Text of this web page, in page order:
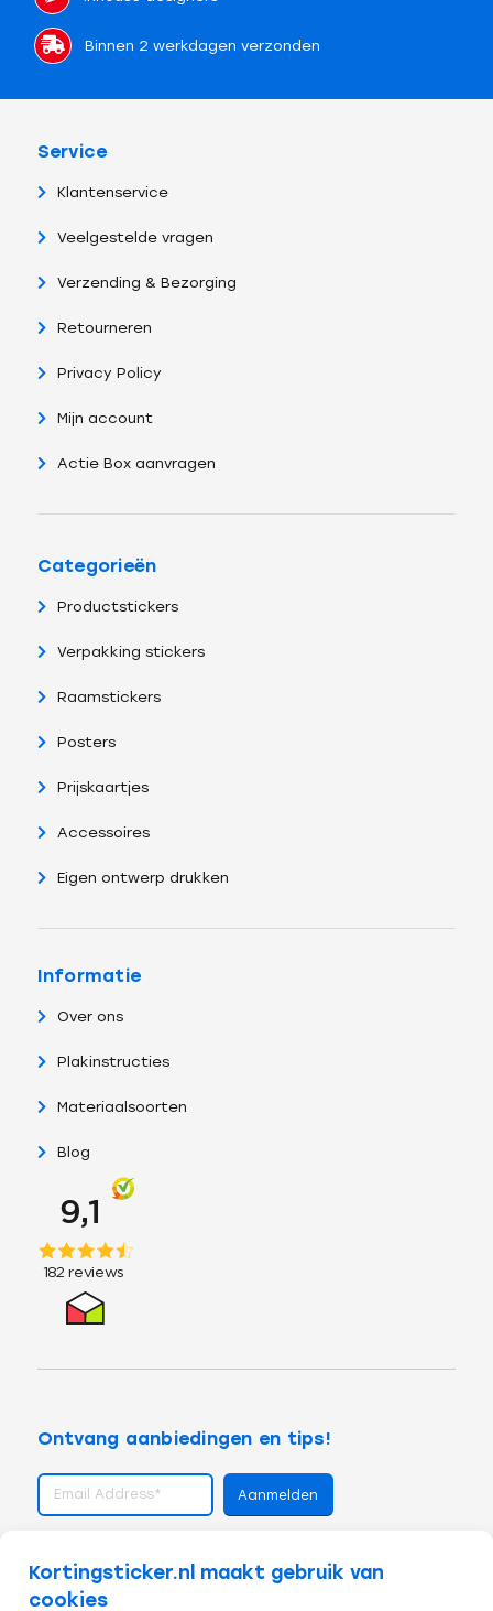
Kortingsticker.nl maakt gebruik van
cookies
Binnen 2 werkdagen verzonden
Service
Klantenservice
Veelgestelde vragen
Verzending & Bezorging
Retourneren
Privacy Policy
Mijn account
Actie Box aanvragen
Categorieën
Productstickers
Verpakking stickers
Raamstickers
Posters
Prijskaartjes
Accessoires
Eigen ontwerp drukken
Informatie
Over ons
Plakinstructies
Materiaalsoorten
Blog
Ontvang aanbiedingen en tips!